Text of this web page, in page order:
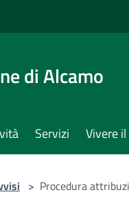
di Alcamo
Servizi Vivere
> Procedura